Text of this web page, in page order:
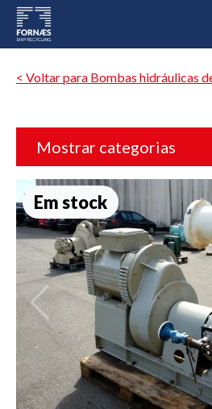
< Voltar para Bombas hidráulicas
Mostrar categorias
Em stock